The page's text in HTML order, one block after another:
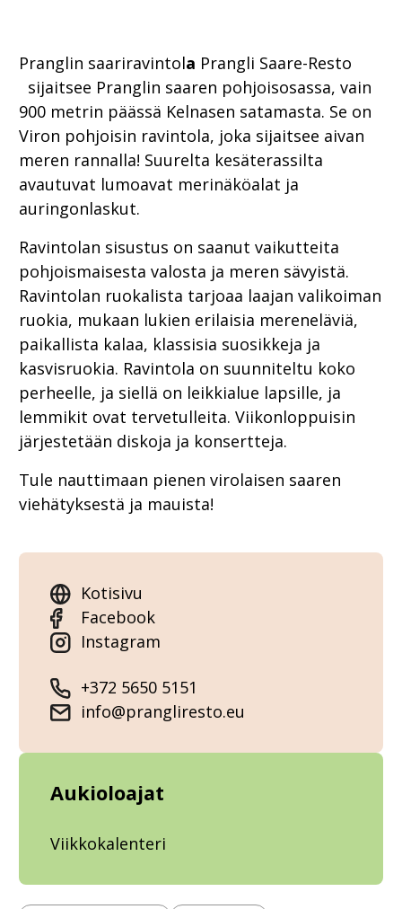
Pranglin saariravintola Prangli Saare-Resto
sijaitsee Pranglin saaren pohjoisosassa, vain
900 metrin päässä Kelnasen satamasta. Se on
Viron pohjoisin ravintola, joka sijaitsee aivan
meren rannalla! Suurelta kesäterassilta
avautuvat lumoavat merinäköalat ja
auringonlaskut.
Ravintolan sisustus on saanut vaikutteita
pohjoismaisesta valosta ja meren sävyistä.
Ravintolan ruokalista tarjoaa laajan valikoiman
ruokia, mukaan lukien erilaisia mereneläviä,
paikallista kalaa, klassisia suosikkeja ja
kasvisruokia. Ravintola on suunniteltu koko
perheelle, ja siellä on leikkialue lapsille, ja
lemmikit ovat tervetulleita. Viikonloppuisin
järjestetään diskoja ja konsertteja.
Tule nauttimaan pienen virolaisen saaren
viehätyksestä ja mauista!
Kotisivu
Facebook
Instagram
+372 5650 5151
info@prangliresto.eu
Aukioloajat
Viikkokalenteri